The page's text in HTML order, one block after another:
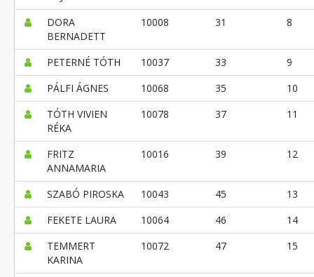
DORA
BERNADETT
10008 31 8
PETERNÉ TÓTH 10037 33
9
PÁLFI ÁGNES
10068 35
10
TÓTH VIVIEN
RÉKA
10078 37 11
FRITZ
ANNAMARIA
10016 39 12
SZABÓ PIROSKA 10043 45
13
FEKETE LAURA
10064 46
14
TEMMERT
KARINA
10072 47 15